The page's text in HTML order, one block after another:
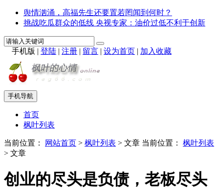
舆情汹涌，高福先生还要置若罔闻到何时？
挑战吃瓜群众的低线 央视专家：油价过低不利于创新
手机版 | 登陆 | 注册 | 留言 | 设为首页 | 加入收藏
手机导航
首页
枫叶列表
当前位置： 网站首页 > 枫叶列表 > 文章 当前位置： 枫叶列表
> 文章
创业的尽头是负债，老板尽头